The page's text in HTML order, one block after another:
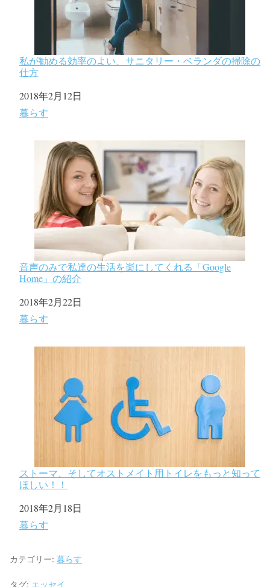
私が勧める効率のよい、サニタリー・ベランダの掃除の
仕方
日付
2018年2月12日
関連理由
暮らす
音声のみで私達の生活を楽にしてくれる「Google
Home」の紹介
日付
2018年2月22日
関連理由
暮らす
ストーマ、そしてオストメイト用トイレをもっと知って
ほしい！！
日付
2018年2月18日
関連理由
暮らす
カテゴリー: 暮らす
タグ: エッセイ